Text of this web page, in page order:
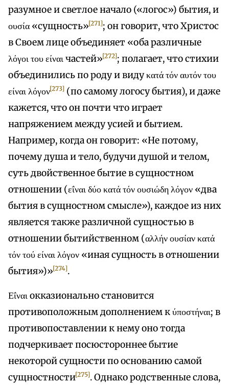
разумное и светлое начало («логос») бытия, и
ουσία «сущность»[271]; он говорит, что Христос
в Своем лице объединяет «оба различные
λόγοι του είναι частей»[272]; полагает, что стихии
объединились по роду и виду κατά τόν αυτόν του
είναι λόγον[273] (по самому логосу бытия), и даже
кажется, что он почти что играет
напряжением между усией и бытием.
Например, когда он говорит: «Не потому,
почему душа и тело, будучи душой и телом,
суть двойственное бытие в сущностном
отношении (εΐναι δύο κατά τόν ουσιώδη λόγον «два
бытия в сущностном смысле»), каждое из них
является также различной сущностью в
отношении бытийственном (αλλήν ουσίαν κατά
τόν τού είναι λόγον «иная сущность в отношении
бытия»)»[274].
Εΐναι окказионально становится
противоположным дополнением к ύποστήναι; в
противопоставлении к нему оно тогда
подчеркивает посюстороннее бытие
некоторой сущности по основанию самой
сущностности[275]. Однако родственные слова,